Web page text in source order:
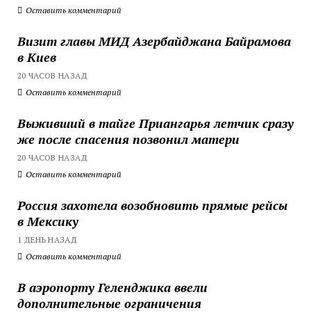
Оставить комментарий
Визит главы МИД Азербайджана Байрамова
в Киев
20 ЧАСОВ НАЗАД
Оставить комментарий
Выживший в тайге Приангарья летчик сразу
же после спасения позвонил матери
20 ЧАСОВ НАЗАД
Оставить комментарий
Россия захотела возобновить прямые рейсы
в Мексику
1 ДЕНЬ НАЗАД
Оставить комментарий
В аэропорту Геленджика ввели
дополнительные ограничения